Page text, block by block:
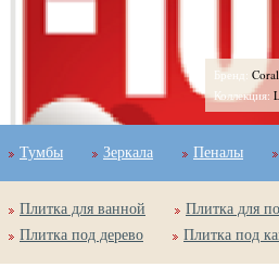
Бренд: Coral
Коллекция:
Тумбы Зеркала Пеналы
Плитка для ванной
Плитка для
Плитка под дерево
Плитка под